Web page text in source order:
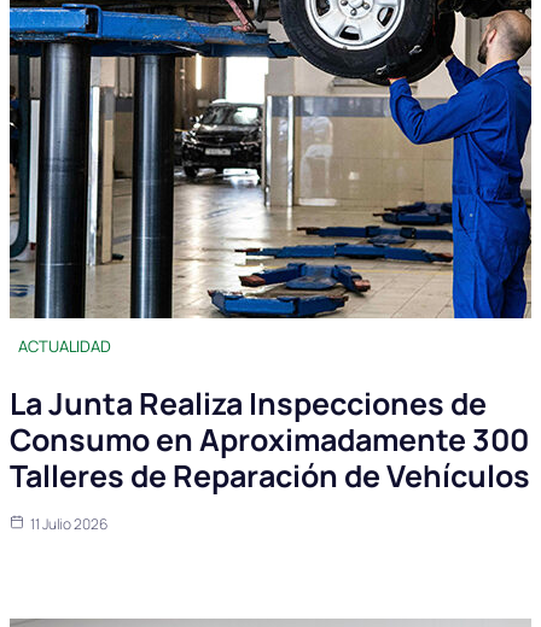
ACTUALIDAD
La Junta Realiza Inspecciones de
Consumo en Aproximadamente 300
Talleres de Reparación de Vehículos
11 Julio 2026